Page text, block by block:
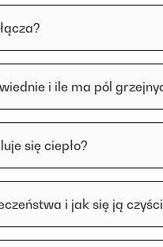
i ile ma pól
się ciepło?
i jak się ją